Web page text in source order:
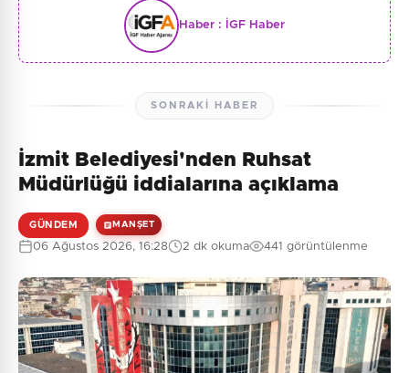
Haber : İGF Haber
SONRAKI HABER
İzmit Belediyesi'nden Ruhsat
Müdürlüğü iddialarına açıklama
GÜNDEM MANŞET
06 Ağustos 2026, 16:28 2 dk okuma 441 görüntülenme